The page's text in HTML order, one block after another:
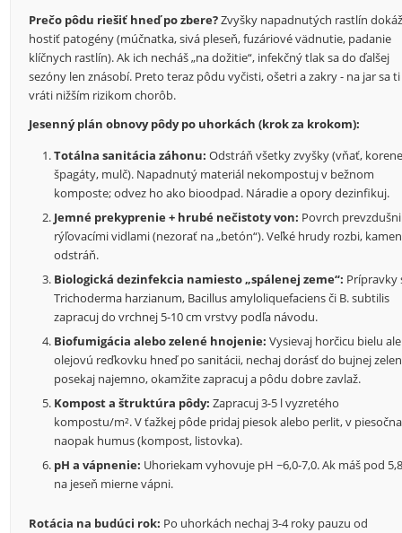
Prečo pôdu riešiť hneď po zbere?Zvyšky napadnutých rastlín
hostiť patogény (múčnatka, sivá pleseň, fuzáriové vädnutie, padanie
klíčnych rastlín). Ak ich necháš „na dožitie“, infekčný tlak sa do ďalšej
sezóny len znásobí. Preto teraz pôdu vyčisti, ošetri a zakry - na jar sa
vráti nižším rizikom chorôb.
Jesenný plán obnovy pôdy po uhorkách (krok za krokom):
Totálna sanitácia záhonu: Odstráň všetky zvyšky (vňať,
špagáty, mulč). Napadnutý materiál nekompostuj v bežnom
komposte; odvez ho ako bioodpad. Náradie a opory dezinfikuj.
Jemné prekyprenie + hrubé nečistoty von: Povrch prevzdušni
rýľovacími vidlami (nezorať na „betón“). Veľké hrudy rozbi,
odstráň.
Biologická dezinfekcia namiesto „spálenej zeme“: Prípravky
Trichoderma harzianum, Bacillus amyloliquefaciensči B. subtilis
zapracuj do vrchnej 5-10 cm vrstvy podľa návodu.
Biofumigácia alebo zelené hnojenie: Vysievaj horčicu bielu
olejovú reďkovku hneď po sanitácii, nechaj dorásť do bujnej
posekaj najemno, okamžite zapracuj a pôdu dobre zavlaž.
Kompost a štruktúra pôdy: Zapracuj 3-5 l vyzretého
kompostu/m². V ťažkej pôde pridaj piesok alebo perlit, v
naopak humus (kompost, listovka).
pH a vápnenie: Uhoriekam vyhovuje pH ~6,0-7,0. Ak máš pod
na jeseň mierne vápni.
Rotácia na budúci rok: Po uhorkách nechaj 3-4 roky pauzu od